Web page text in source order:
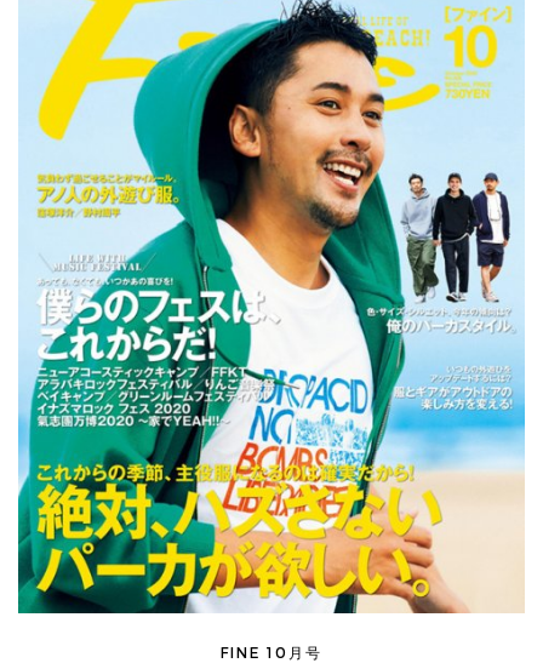
FINE 10月号